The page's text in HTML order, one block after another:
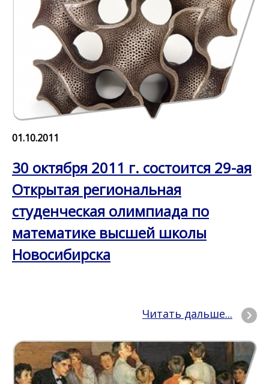
01.10.2011
30 октября 2011 г. состоится 29-ая
Открытая региональная
студенческая олимпиада по
математике высшей школы
Новосибирска
Читать дальше...